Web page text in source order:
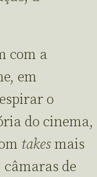
com a
em
o
do cinema,
takes mais
de